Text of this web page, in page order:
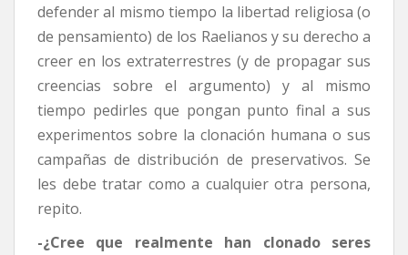
defender al mismo tiempo la libertad religiosa (o
de pensamiento) de los Raelianos y su derecho a
creer en los extraterrestres (y de propagar sus
creencias sobre el argumento) y al mismo
tiempo pedirles que pongan punto final a sus
experimentos sobre la clonación humana o sus
campañas de distribución de preservativos. Se
les debe tratar como a cualquier otra persona,
repito.
-¿Cree que realmente han clonado seres